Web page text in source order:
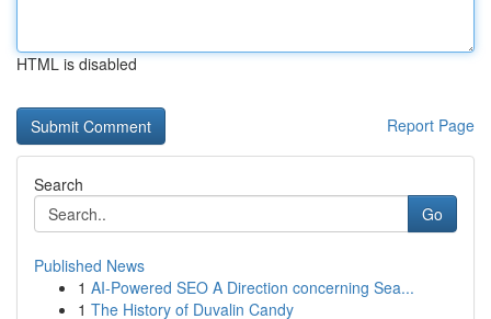
HTML is disabled
Report Page
Search
Go
Published News
1 AI-Powered SEO A Direction concerning Sea...
1 The History of Duvalin Candy